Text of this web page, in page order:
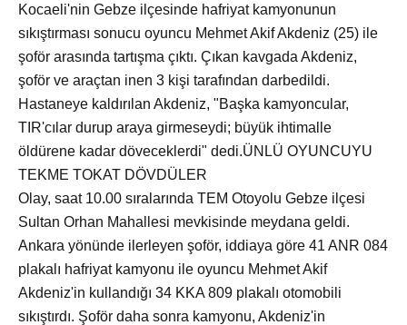
Kocaeli'nin Gebze ilçesinde hafriyat kamyonunun
sıkıştırması sonucu oyuncu Mehmet Akif Akdeniz (25) ile
şoför arasında tartışma çıktı. Çıkan kavgada Akdeniz,
şoför ve araçtan inen 3 kişi tarafından darbedildi.
Hastaneye kaldırılan Akdeniz, "Başka kamyoncular,
TIR'cılar durup araya girmeseydi; büyük ihtimalle
öldürene kadar döveceklerdi" dedi.ÜNLÜ OYUNCUYU
TEKME TOKAT DÖVDÜLER
Olay, saat 10.00 sıralarında TEM Otoyolu Gebze ilçesi
Sultan Orhan Mahallesi mevkisinde meydana geldi.
Ankara yönünde ilerleyen şoför, iddiaya göre 41 ANR 084
plakalı hafriyat kamyonu ile oyuncu Mehmet Akif
Akdeniz'in kullandığı 34 KKA 809 plakalı otomobili
sıkıştırdı. Şoför daha sonra kamyonu, Akdeniz'in